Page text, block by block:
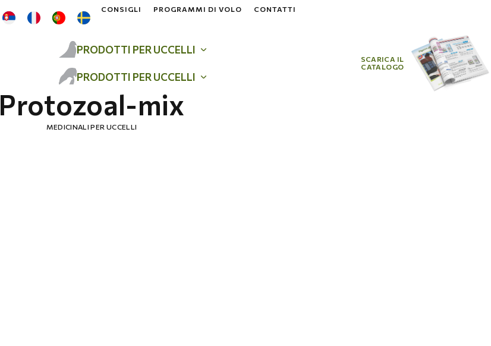
CONSIGLI PROGRAMMI DI VOLO CONTATTI
PRODOTTI PER UCCELLI
PRODOTTI PER UCCELLI
SCARICA IL
CATALOGO
Protozoal-mix
MEDICINALI PER UCCELLI